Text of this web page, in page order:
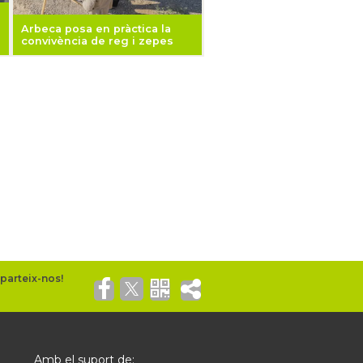
Arbeca posa en pràctica la
convivència de reg i zepes
Amb el suport de: